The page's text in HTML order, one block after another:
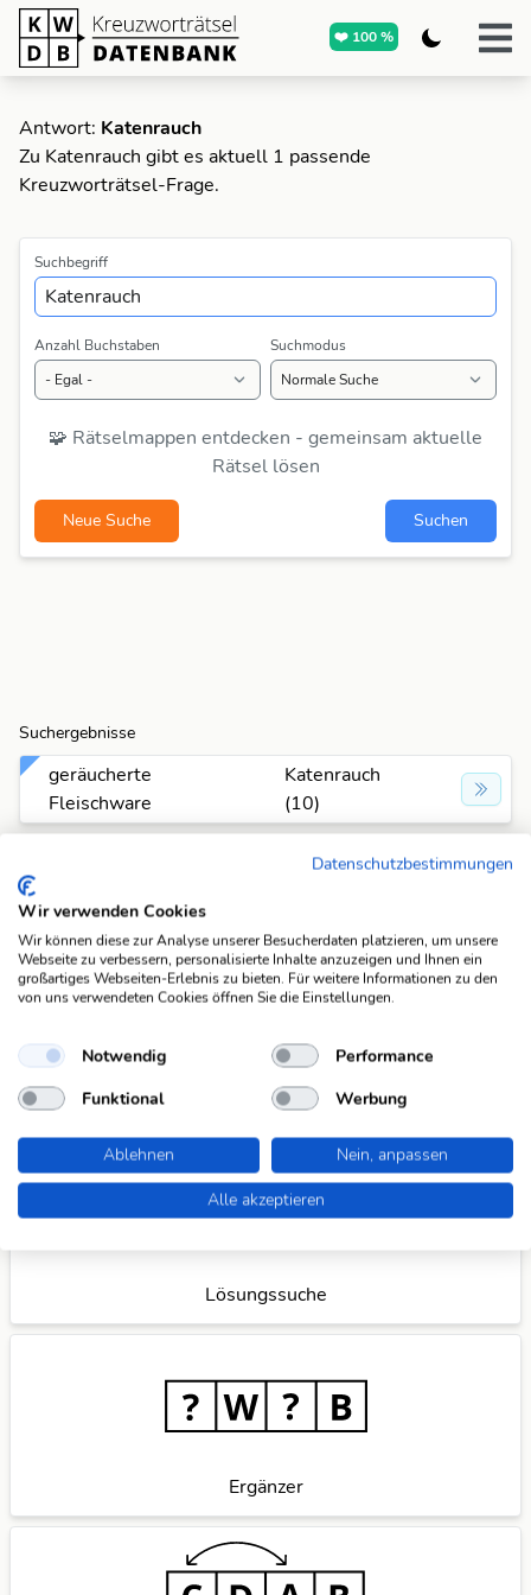
❤️ 100 %
Antwort: Katenrauch
Zu Katenrauch gibt es aktuell 1 passende
Kreuzworträtsel-Frage.
Suchbegriff
Anzahl Buchstaben Suchmodus
🧩 Rätselmappen entdecken - gemeinsam aktuelle
Rätsel lösen
Neue Suche Suchen
Suchergebnisse
geräucherte
Fleischware
Katenrauch
(10)
Suchfunktionen
Die KWDB ist dein zuverlässiger Partner für
verschiedene Arten von Rätseln, darunter Schüttelrätsel,
Anagramme, Brückenrätsel, Schwedenrätsel und
Kreuzworträtsel. Mit unseren praktischen Suchfunktionen
du weitere Ideen für nützliche Suchfunktionen hast,
sie mit uns
und wir verbessern unser Angebot gerne
weiter für dich.
Lösungssuche
Ergänzer
Datenschutzbestimmungen
Wir verwenden Cookies
Wir können diese zur Analyse unserer Besucherdaten platzieren, um unsere
Webseite zu verbessern, personalisierte Inhalte anzuzeigen und Ihnen ein
großartiges Webseiten-Erlebnis zu bieten. Für weitere Informationen zu den
von uns verwendeten Cookies öffnen Sie die Einstellungen.
Notwendig
Performance
Funktional
Werbung
Ablehnen
Nein, anpassen
Alle akzeptieren